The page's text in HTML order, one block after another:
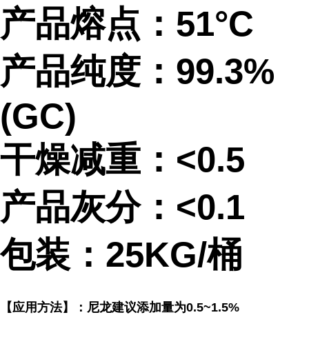
产品熔点： 51°C
产品纯度： 99.3%
(GC)
干燥减重： <0.5
产品灰分： <0.1
包装：25KG/桶
【应用方法】： 尼龙建议添加量为0.5~1.5%